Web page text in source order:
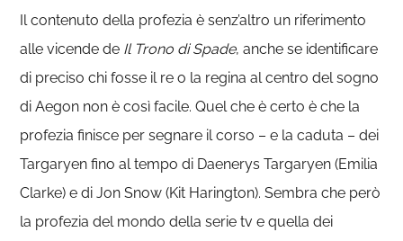
Il contenuto della profezia è senz’altro un riferimento
alle vicende de Il Trono di Spade, anche se identificare
di preciso chi fosse il re o la regina al centro del sogno
di Aegon non è così facile. Quel che è certo è che la
profezia finisce per segnare il corso – e la caduta – dei
Targaryen fino al tempo di Daenerys Targaryen (Emilia
Clarke) e di Jon Snow (Kit Harington). Sembra che però
la profezia del mondo della serie tv e quella dei